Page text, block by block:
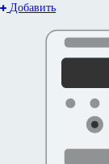
Добавить